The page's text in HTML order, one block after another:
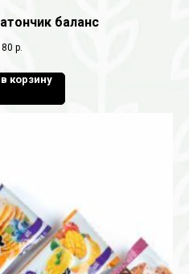
баланс
р.
корзину